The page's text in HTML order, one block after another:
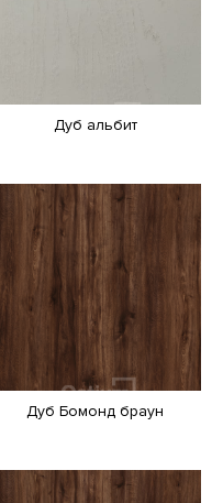
Дуб альбит
Дуб Бомонд браун